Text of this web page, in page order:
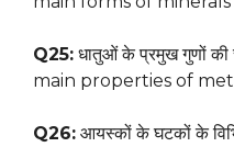
Q25: धातुओं के प्रमुख गुणों की
main properties of
Q26: आयस्कों के घटकों के